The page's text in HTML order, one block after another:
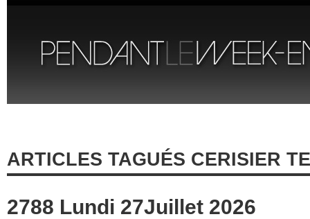
ARTICLES TAGUÉS CERISIER
2788 Lundi 27Juillet 2026